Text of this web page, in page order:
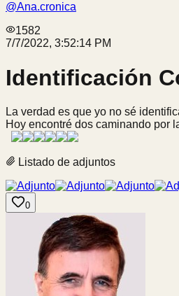
@Ana.cronica
1582
7/7/2022, 3:52:14 PM
Identificación
La verdad es que yo no sé
Hoy encontré dos caminando por
Listado de adjuntos
0